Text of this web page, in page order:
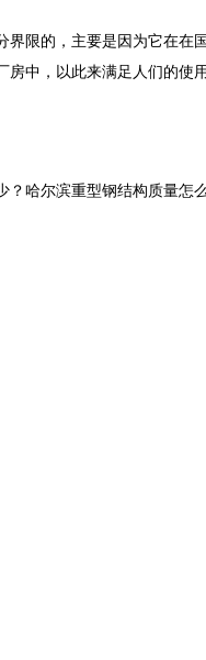
限的，主要是因为它在
中，以此来满足人们的使用
哈尔滨重型钢结构质量